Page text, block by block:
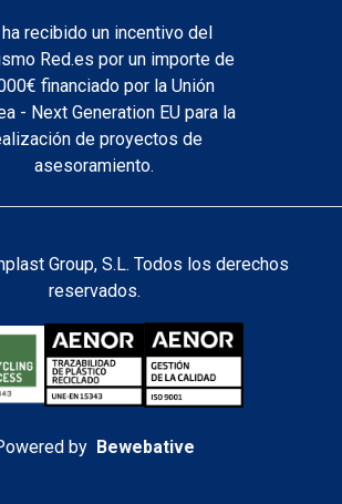
recibido un incentivo del
Red.es por un importe de
financiado por la Unión
- Next Generation EU para la
de proyectos de
asesoramiento.
Group, S.L. Todos los derechos
reservados.
by Bewebative